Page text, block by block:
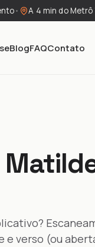
• A 4 min do
BlogFAQContato
e verso (ou